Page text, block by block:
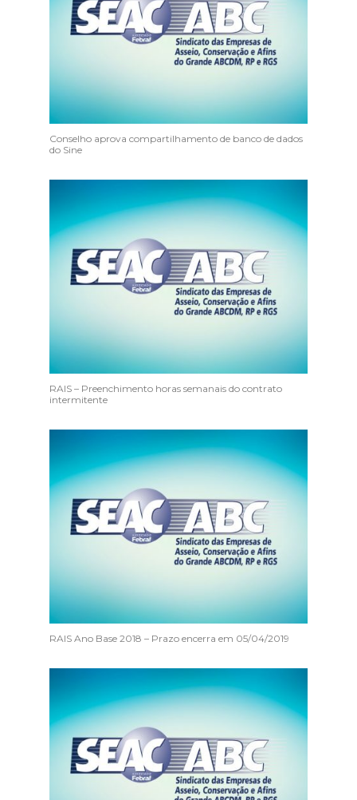
Conselho aprova compartilhamento de banco de dados
do Sine
RAIS – Preenchimento horas semanais do contrato
intermitente
RAIS Ano Base 2018 – Prazo encerra em 05/04/2019